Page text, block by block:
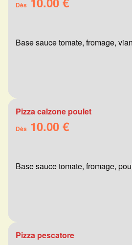
Dès
Base sauce tomate, fromage,
Pizza calzone poulet
Dès 10.00 €
Base sauce tomate, fromage,
Pizza pescatore